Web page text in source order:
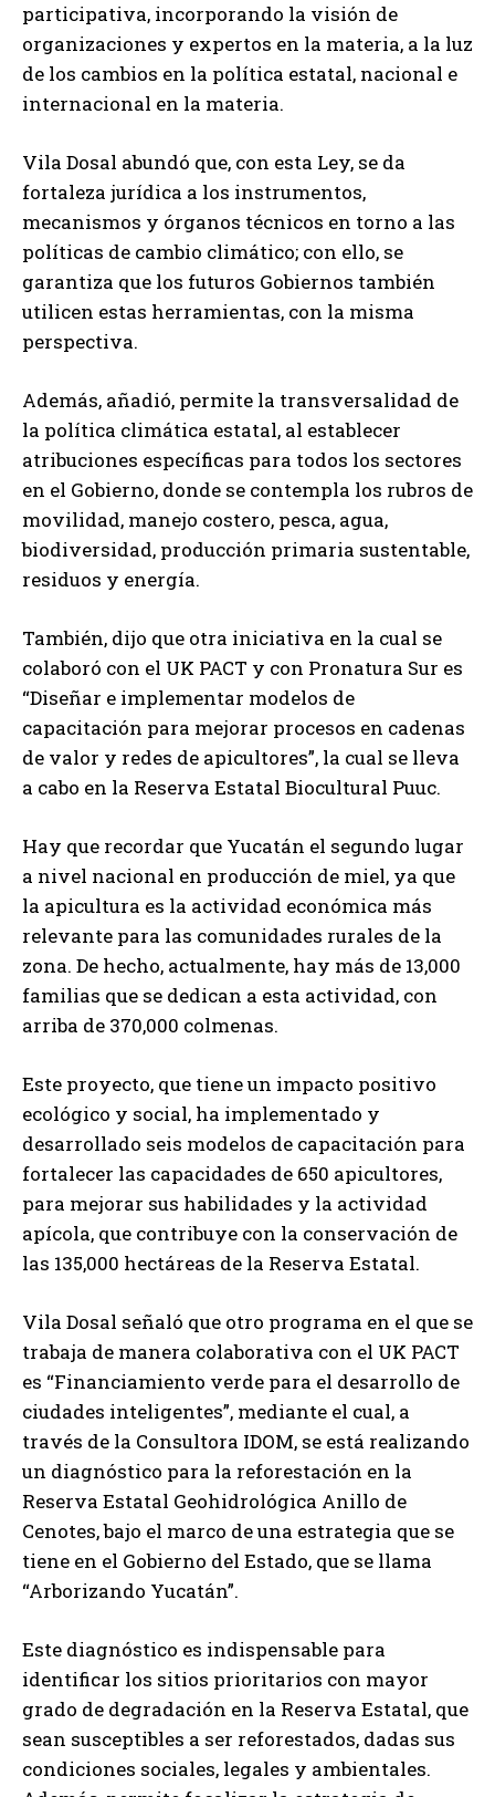
participativa, incorporando la visión de
organizaciones y expertos en la materia, a la luz
de los cambios en la política estatal, nacional e
internacional en la materia.
Vila Dosal abundó que, con esta Ley, se da
fortaleza jurídica a los instrumentos,
mecanismos y órganos técnicos en torno a las
políticas de cambio climático; con ello, se
garantiza que los futuros Gobiernos también
utilicen estas herramientas, con la misma
perspectiva.
Además, añadió, permite la transversalidad de
la política climática estatal, al establecer
atribuciones específicas para todos los sectores
en el Gobierno, donde se contempla los rubros de
movilidad, manejo costero, pesca, agua,
biodiversidad, producción primaria sustentable,
residuos y energía.
También, dijo que otra iniciativa en la cual se
colaboró con el UK PACT y con Pronatura Sur es
“Diseñar e implementar modelos de
capacitación para mejorar procesos en cadenas
de valor y redes de apicultores”, la cual se lleva
a cabo en la Reserva Estatal Biocultural Puuc.
Hay que recordar que Yucatán el segundo lugar
a nivel nacional en producción de miel, ya que
la apicultura es la actividad económica más
relevante para las comunidades rurales de la
zona. De hecho, actualmente, hay más de 13,000
familias que se dedican a esta actividad, con
arriba de 370,000 colmenas.
Este proyecto, que tiene un impacto positivo
ecológico y social, ha implementado y
desarrollado seis modelos de capacitación para
fortalecer las capacidades de 650 apicultores,
para mejorar sus habilidades y la actividad
apícola, que contribuye con la conservación de
las 135,000 hectáreas de la Reserva Estatal.
Vila Dosal señaló que otro programa en el que se
trabaja de manera colaborativa con el UK PACT
es “Financiamiento verde para el desarrollo de
ciudades inteligentes”, mediante el cual, a
través de la Consultora IDOM, se está realizando
un diagnóstico para la reforestación en la
Reserva Estatal Geohidrológica Anillo de
Cenotes, bajo el marco de una estrategia que se
tiene en el Gobierno del Estado, que se llama
“Arborizando Yucatán”.
Este diagnóstico es indispensable para
identificar los sitios prioritarios con mayor
grado de degradación en la Reserva Estatal, que
sean susceptibles a ser reforestados, dadas sus
condiciones sociales, legales y ambientales.